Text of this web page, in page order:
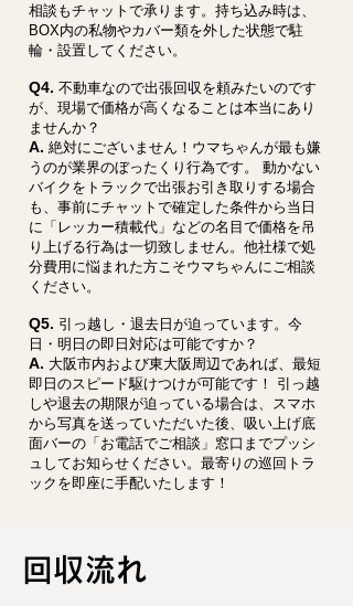
相談もチャットで承ります。持ち込み時は、
BOX内の私物やカバー類を外した状態で駐
輪・設置してください。
Q4. 不動車なので出張回収を頼みたいのです
が、現場で価格が高くなることは本当にあり
ませんか？
A. 絶対にございません！ウマちゃんが最も嫌
うのが業界のぼったくり行為です。 動かない
バイクをトラックで出張お引き取りする場合
も、事前にチャットで確定した条件から当日
に「レッカー積載代」などの名目で価格を吊
り上げる行為は一切致しません。他社様で処
分費用に悩まれた方こそウマちゃんにご相談
ください。
Q5. 引っ越し・退去日が迫っています。今
日・明日の即日対応は可能ですか？
A. 大阪市内および東大阪周辺であれば、最短
即日のスピード駆けつけが可能です！ 引っ越
しや退去の期限が迫っている場合は、スマホ
から写真を送っていただいた後、吸い上げ底
面バーの「お電話でご相談」窓口までプッシ
ュしてお知らせください。最寄りの巡回トラ
ックを即座に手配いたします！
回収流れ